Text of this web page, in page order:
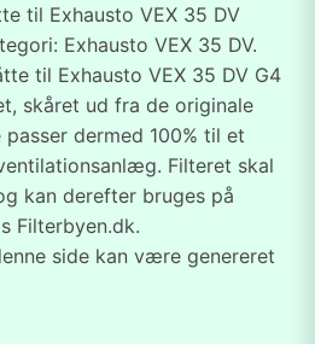
til Exhausto VEX 35 DV
Exhausto VEX 35 DV.
til Exhausto VEX 35 DV G4
skåret ud fra de originale
dermed 100% til et
Filteret skal
kan derefter bruges på
Filterbyen.dk.
side kan være genereret